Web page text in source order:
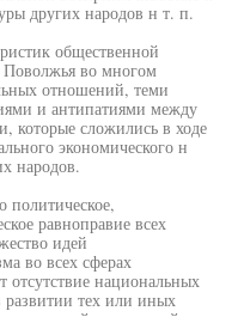
других народов н т. п.
общественной
Поволжья во многом
отношений, теми
и антипатиями между
которые сложились в ходе
экономического н
народов.
политическое,
равноправие всех
идей
во всех сферах
отсутствие национальных
развитии тех или иных